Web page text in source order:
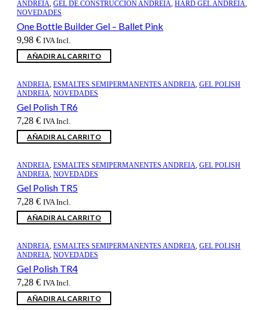
ANDREIA, GEL DE CONSTRUCCION ANDREIA, HARD GEL ANDREIA,
NOVEDADES
One Bottle Builder Gel – Ballet Pink
9,98 € IVA Incl.
AÑADIR AL CARRITO
ANDREIA, ESMALTES SEMIPERMANENTES ANDREIA, GEL POLISH
ANDREIA, NOVEDADES
Gel Polish TR6
7,28 € IVA Incl.
AÑADIR AL CARRITO
ANDREIA, ESMALTES SEMIPERMANENTES ANDREIA, GEL POLISH
ANDREIA, NOVEDADES
Gel Polish TR5
7,28 € IVA Incl.
AÑADIR AL CARRITO
ANDREIA, ESMALTES SEMIPERMANENTES ANDREIA, GEL POLISH
ANDREIA, NOVEDADES
Gel Polish TR4
7,28 € IVA Incl.
AÑADIR AL CARRITO